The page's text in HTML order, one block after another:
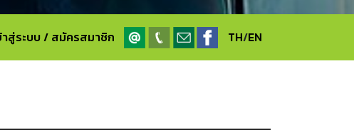
าสู่ระบบ / สมัครสมาชิก TH/EN